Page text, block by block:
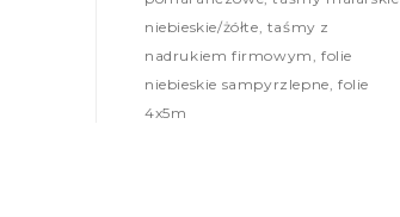
niebieskie/żółte, taśmy z
nadrukiem firmowym, folie
niebieskie sampyrzlepne, folie
4x5m